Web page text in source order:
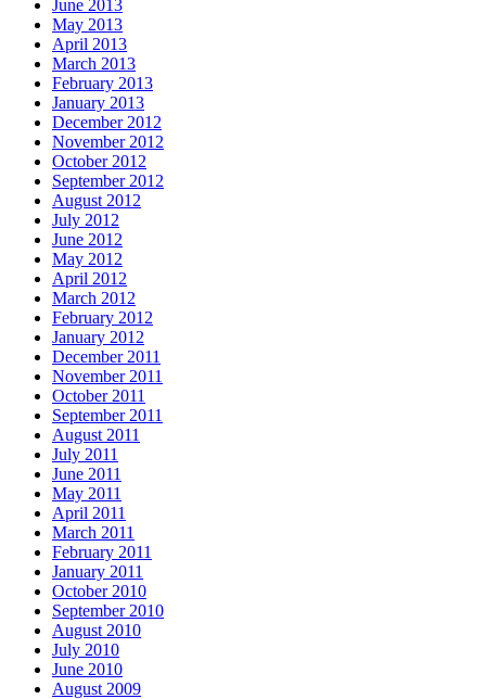
June 2013
May 2013
April 2013
March 2013
February 2013
January 2013
December 2012
November 2012
October 2012
September 2012
August 2012
July 2012
June 2012
May 2012
April 2012
March 2012
February 2012
January 2012
December 2011
November 2011
October 2011
September 2011
August 2011
July 2011
June 2011
May 2011
April 2011
March 2011
February 2011
January 2011
October 2010
September 2010
August 2010
July 2010
June 2010
August 2009